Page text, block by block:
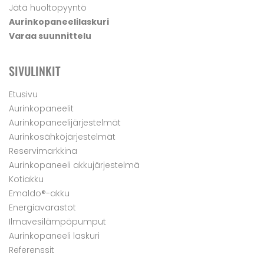
Jätä huoltopyyntö
Aurinkopaneelilaskuri
Varaa suunnittelu
SIVULINKIT
Etusivu
Aurinkopaneelit
Aurinkopaneelijärjestelmät
Aurinkosähköjärjestelmät
Reservimarkkina
Aurinkopaneeli akkujärjestelmä
Kotiakku
Emaldo®-akku
Energiavarastot
Ilmavesilämpöpumput
Aurinkopaneeli laskuri
Referenssit